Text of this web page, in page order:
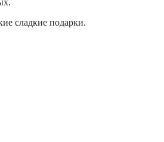
сладкие подарки.